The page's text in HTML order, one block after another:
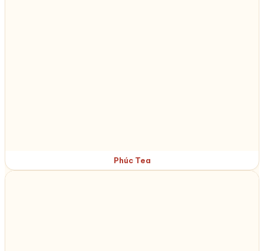
Phúc Tea